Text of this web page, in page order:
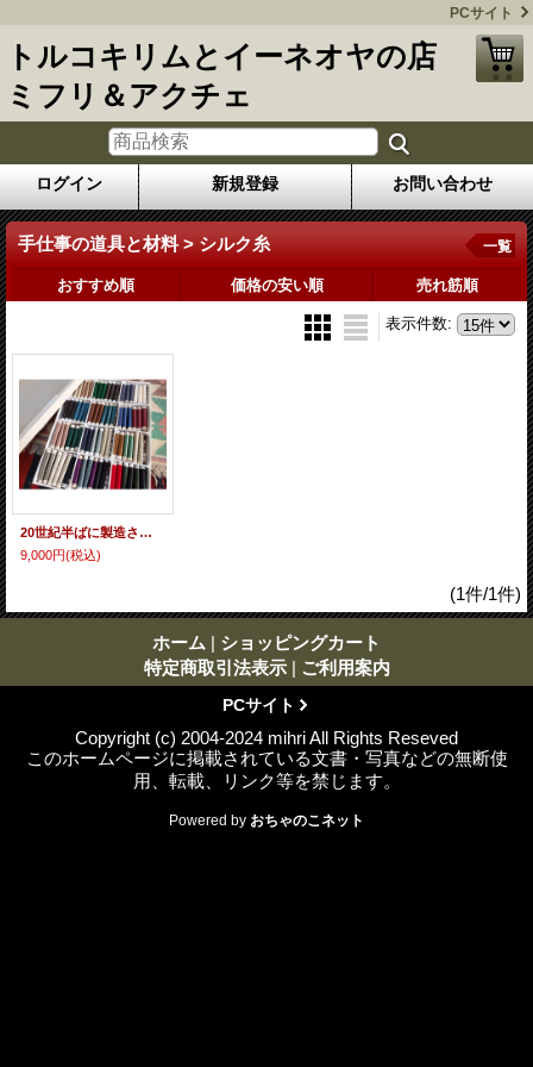
PCサイト
トルコキリムとイーネオヤの店
ミフリ＆アクチェ
ログイン 新規登録 お問い合わせ
手仕事の道具と材料 > シルク糸 一覧
おすすめ順 価格の安い順 売れ筋順
表示件数:
20世紀半ばに製造されたヴィンテージのシルク糸25色前後144本セット オリジナルの箱と共に 最後の1点
9,000円(税込)
(1件/1件)
ホーム | ショッピングカート
特定商取引法表示 | ご利用案内
PCサイト
Copyright (c) 2004-2024 mihri All Rights Reseved
このホームページに掲載されている文書・写真などの無断使
用、転載、リンク等を禁じます。
Powered by おちゃのこネット